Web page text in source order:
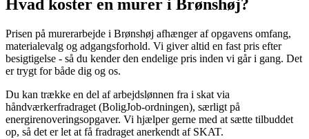
Hvad koster en murer i Brønshøj?
Prisen på murerarbejde i Brønshøj afhænger af opgavens omfang,
materialevalg og adgangsforhold. Vi giver altid en fast pris efter
besigtigelse - så du kender den endelige pris inden vi går i gang. Det
er trygt for både dig og os.
Du kan trække en del af arbejdslønnen fra i skat via
håndværkerfradraget (BoligJob-ordningen), særligt på
energirenoveringsopgaver. Vi hjælper gerne med at sætte tilbuddet
op, så det er let at få fradraget anerkendt af SKAT.